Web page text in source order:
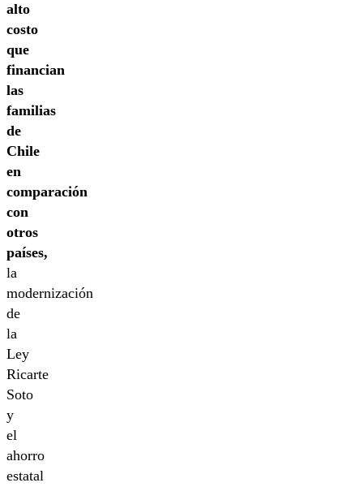
alto
costo
que
financian
las
familias
de
Chile
en
comparación
con
otros
países,
la
modernización
de
la
Ley
Ricarte
Soto
y
el
ahorro
estatal